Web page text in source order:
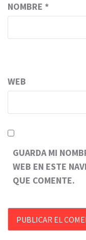
NOMBRE *
WEB
GUARDA MI
WEB EN ESTE
QUE COMENTE.